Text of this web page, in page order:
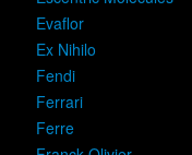
Evaflor
Ex Nihilo
Fendi
Ferrari
Ferre